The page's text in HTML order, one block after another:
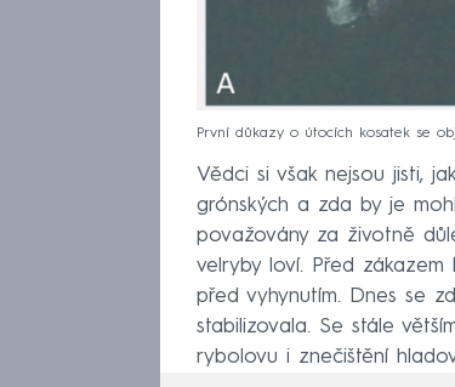
První důkazy o útocích kosatek se
Vědci si však nejsou jisti,
grónských a zda by je
považovány za životně
velryby loví. Před
před vyhynutím. Dnes se
stabilizovala. Se stále
rybolovu i znečištění